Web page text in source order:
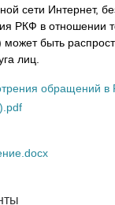
сети Интернет,
РКФ в отношении
быть
лиц.
обращений